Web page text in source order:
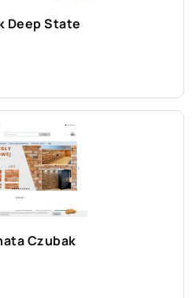
Deep State
Czubak